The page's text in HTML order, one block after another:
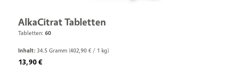
AlkaCitrat Tabletten
Tabletten: 60
Inhalt: 34.5 Gramm (402,90 € / 1 kg)
Regulärer Preis:
13,90 €